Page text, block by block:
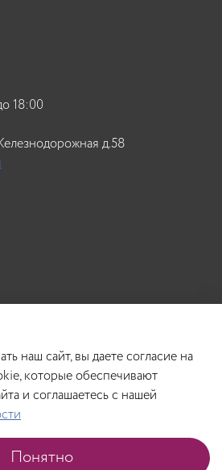
В корзину
18:00
д.58
наш сайт, вы даете согласие на
которые обеспечивают
и соглашаетесь с нашей
Понятно